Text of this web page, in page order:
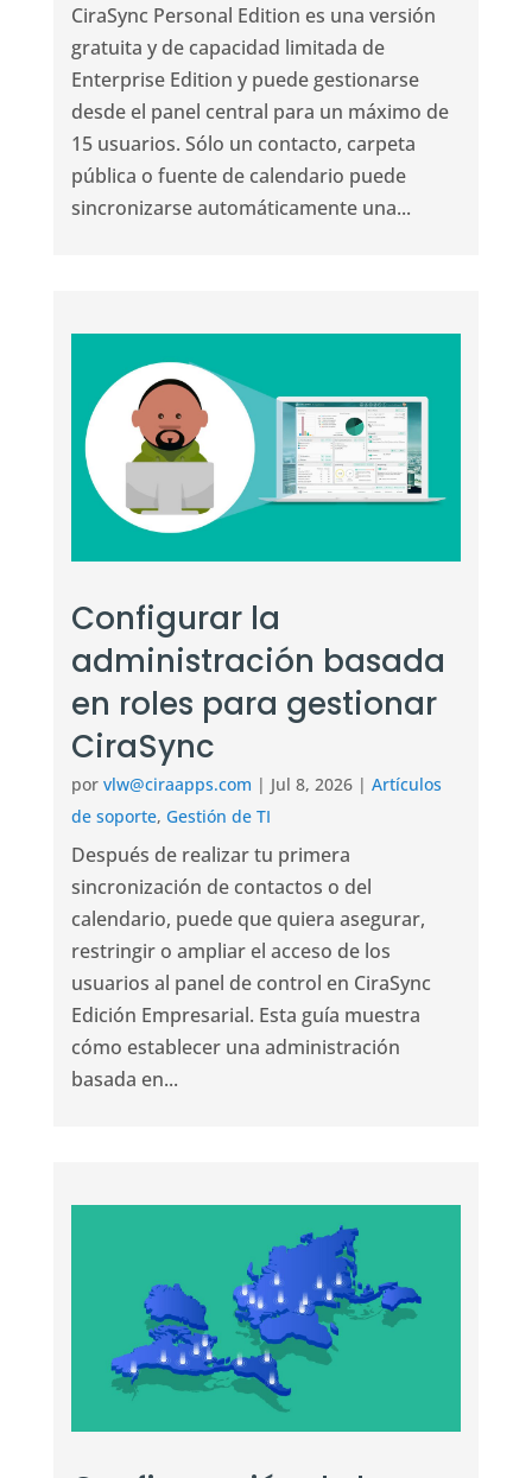
CiraSync Personal Edition es una versión
gratuita y de capacidad limitada de
Enterprise Edition y puede gestionarse
desde el panel central para un máximo de
15 usuarios. Sólo un contacto, carpeta
pública o fuente de calendario puede
sincronizarse automáticamente una...
Configurar la
administración basada
en roles para gestionar
CiraSync
por vlw@ciraapps.com | Jul 8, 2026| Artículos
de soporte, Gestión de TI
Después de realizar tu primera
sincronización de contactos o del
calendario, puede que quiera asegurar,
restringir o ampliar el acceso de los
usuarios al panel de control en CiraSync
Edición Empresarial. Esta guía muestra
cómo establecer una administración
basada en...